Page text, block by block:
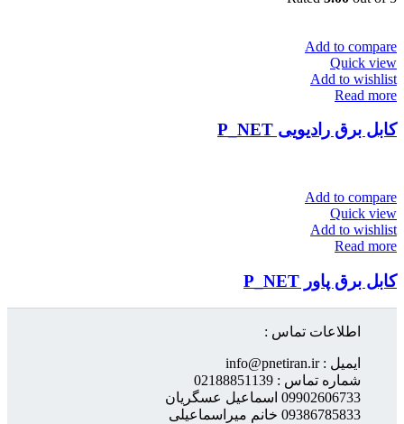
Add to compare
Quick view
Add to wishlist
Read more
کابل برق رادیویی P_NET
Add to compare
Quick view
Add to wishlist
Read more
کابل برق پاور P_NET
اطلاعات تماس :
ایمیل : info@pnetiran.ir
شماره تماس : 02188851139
09902606733 اسماعیل عسگریان
09386785833 خانم میراسماعیلی